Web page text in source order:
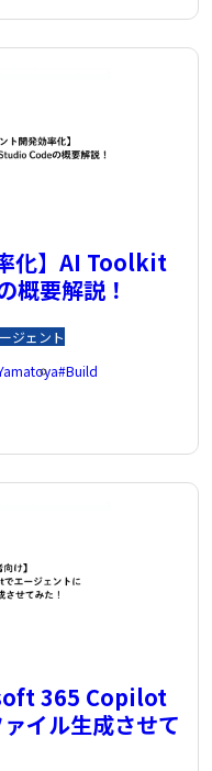
化】AI Toolkit
要解説！
ジェント
Build
365 Copilot
イル生成させて